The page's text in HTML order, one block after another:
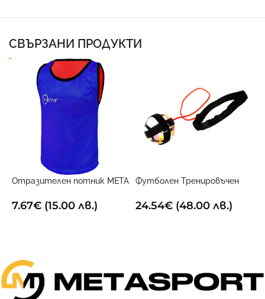
СВЪРЗАНИ ПРОДУКТИ
Отразителен потник META
7.67€ (15.00 лв.)
Футболен Тренировъчен
24.54€(48.00 лв.)